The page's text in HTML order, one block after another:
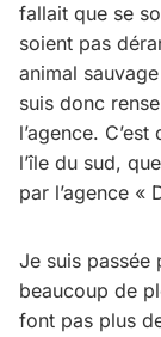
fallait que se
soient pas
animal
suis donc
l’agence.
l’île du sud,
par l’agence «
Je suis passée
beaucoup de
font pas plus